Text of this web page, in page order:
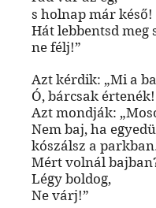
s holnap már késő!
Hát lebbentsd meg
ne félj!”
Azt kérdik: „Mi a
Ó, bárcsak értenék!
Azt mondják:
Nem baj, ha
kószálsz a
Mért volnál
Légy boldog,
Ne várj!”